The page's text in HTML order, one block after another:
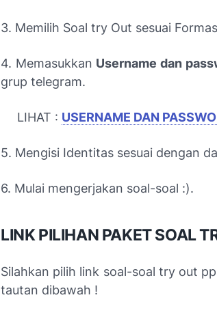
3. Memilih Soal try Out sesuai
4. Memasukkan Username dan
grup telegram.
LIHAT : USERNAME DAN
5. Mengisi Identitas sesuai dengan
6. Mulai mengerjakan soal-soal :).
LINK PILIHAN PAKET SOAL
Silahkan pilih link soal-soal try out
tautan dibawah !